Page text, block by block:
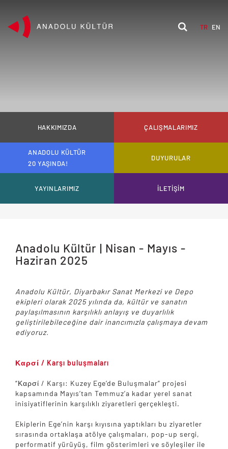
TR EN
HAKKIMIZDA ÇALIŞMALARIMIZ
ANADOLU KÜLTÜR
20 YAŞINDA!
DUYURULAR
YAYINLARIMIZ İLETİŞİM
Anadolu Kültür | Nisan - Mayıs -
Haziran 2025
Anadolu Kültür, Diyarbakır Sanat Merkezi ve Depo
ekipleri olarak 2025 yılında da, kültür ve sanatın
paylaşılmasının karşılıklı anlayış ve duyarlılık
geliştirilebileceğine dair inancımızla çalışmaya devam
ediyoruz.
Καρσί / Karşı buluşmaları
“Καρσί / Karşı: Kuzey Ege’de Buluşmalar” projesi
kapsamında Mayıs’tan Temmuz’a kadar yerel sanat
inisiyatiflerinin karşılıklı ziyaretleri gerçekleşti.
Ekiplerin Ege’nin karşı kıyısına yaptıkları bu ziyaretler
sırasında ortaklaşa atölye çalışmaları, pop-up sergi,
performatif yürüyüş, film gösterimleri ve söyleşiler ile